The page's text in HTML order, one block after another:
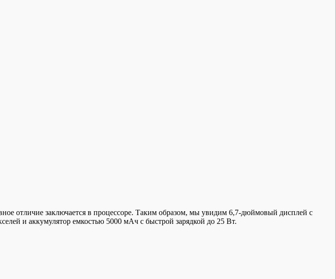
отличие заключается в процессоре. Таким образом, мы увидим 6,7-дюймовый дисплей с
и аккумулятор емкостью 5000 мАч с быстрой зарядкой до 25 Вт.